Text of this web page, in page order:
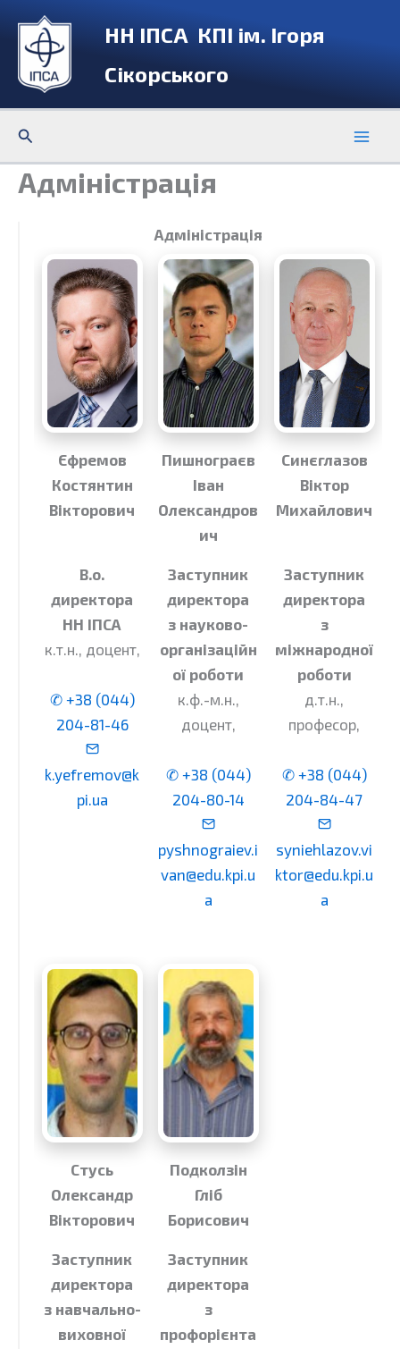
Перейти
вмісту
НН ІПСА КПІ ім. Ігоря
Сікорського
Пошук
Адміністрація
Адміністрація
Єфремов
Костянтин
Вікторович
Пишнограєв
Іван
Олександров
ич
Синєглазов
Віктор
Михайлович
В.о.
директора
НН ІПСА
к.т.н., доцент,
✆ +38 (044)
204-81-46
k.yefremov@k
pi.ua
Заступник
директора
з науково-
організаційн
ої роботи
к.ф.-м.н.,
доцент,
✆ +38 (044)
204-80-14
pyshnograiev.i
van@edu.kpi.u
a
Заступник
директора
з
міжнародної
роботи
д.т.н.,
професор,
✆ +38 (044)
204-84-47
syniehlazov.vi
ktor@edu.kpi.u
a
Стусь
Олександр
Вікторович
Подколзін
Гліб
Борисович
Заступник
директора
з навчально-
виховної
Заступник
директора
з
профорієнта